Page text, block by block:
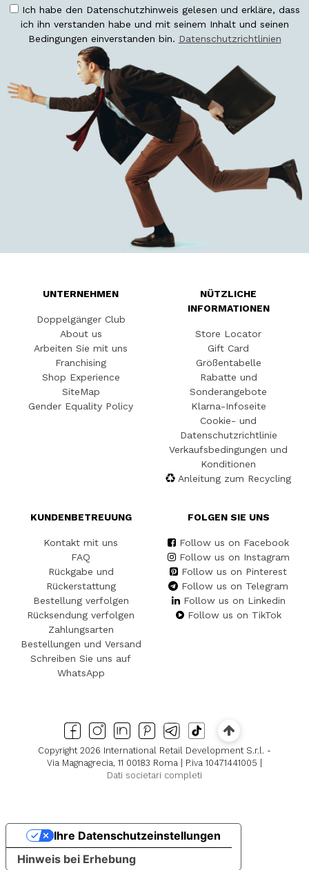
Ich habe den Datenschutzhinweis gelesen und erkläre, dass
ich ihn verstanden habe und mit seinem Inhalt und seinen
Bedingungen einverstanden bin. Datenschutzrichtlinien
UNTERNEHMEN
Doppelgänger Club
About us
Arbeiten Sie mit uns
Franchising
Shop Experience
SiteMap
Gender Equality Policy
NÜTZLICHE
INFORMATIONEN
Store Locator
Gift Card
Größentabelle
Rabatte und
Sonderangebote
Klarna-Infoseite
Cookie- und
Datenschutzrichtlinie
Verkaufsbedingungen und
Konditionen
Anleitung zum Recycling
KUNDENBETREUUNG
Kontakt mit uns
FAQ
Rückgabe und
Rückerstattung
Bestellung verfolgen
Rücksendung verfolgen
Zahlungsarten
Bestellungen und Versand
Schreiben Sie uns auf
WhatsApp
FOLGEN SIE UNS
Follow us on Facebook
Follow us on Instagram
Follow us on Pinterest
Follow us on Telegram
Follow us on Linkedin
Follow us on TikTok
Copyright 2026 International Retail Development S.r.l. -
Via Magnagrecia, 11 00183 Roma | P.iva 10471441005 |
Dati societari completi
Hinweis bei Erhebung
Ihre Datenschutzeinstellungen